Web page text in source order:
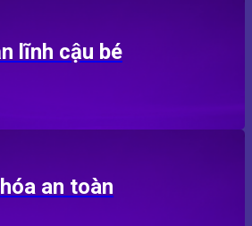
lĩnh cậu bé
an toàn